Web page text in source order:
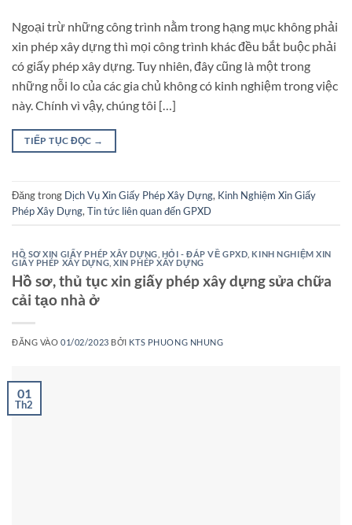
Ngoại trừ những công trình nằm trong hạng mục không phải
xin phép xây dựng thì mọi công trình khác đều bắt buộc phải
có giấy phép xây dựng. Tuy nhiên, đây cũng là một trong
những nỗi lo của các gia chủ không có kinh nghiệm trong việc
này. Chính vì vậy, chúng tôi […]
TIẾP TỤC ĐỌC →
Đăng trong Dịch Vụ Xin Giấy Phép Xây Dựng, Kinh Nghiệm Xin Giấy
Phép Xây Dựng, Tin tức liên quan đến GPXD
HỒ SƠ XIN GIẤY PHÉP XÂY DỰNG HỎI - ĐÁP VỀ GPXD KINH NGHIỆM XIN
GIẤY PHÉP XÂY DỰNG ,XIN PHÉP XÂY DỰNG
Hồ sơ, thủ tục xin giấy phép xây dựng sửa chữa
cải tạo nhà ở
ĐĂNG VÀO01/02/2023 BỞI KTS PHUONG NHUNG
01
Th2